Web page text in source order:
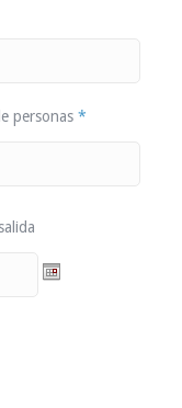
personas *